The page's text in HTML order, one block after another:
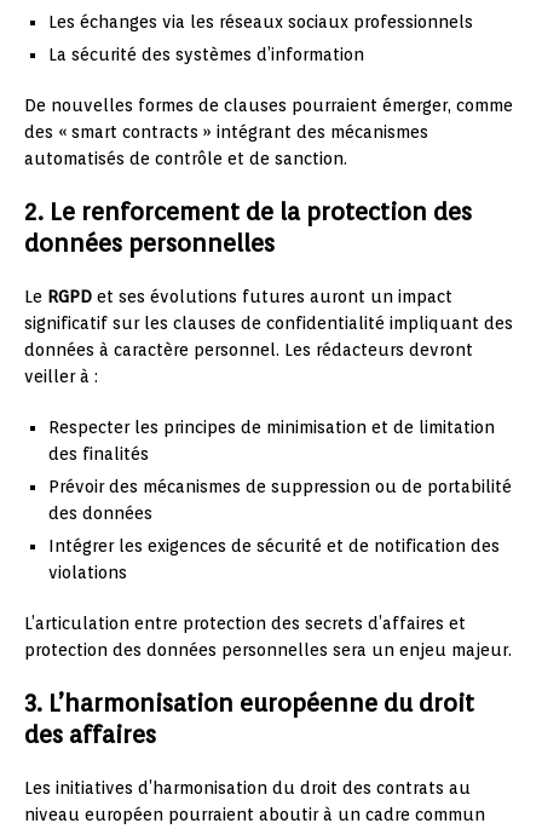
Les échanges via les réseaux sociaux professionnels
La sécurité des systèmes d’information
De nouvelles formes de clauses pourraient émerger, comme
des « smart contracts » intégrant des mécanismes
automatisés de contrôle et de sanction.
2. Le renforcement de la protection des
données personnelles
Le RGPD et ses évolutions futures auront un impact
significatif sur les clauses de confidentialité impliquant des
données à caractère personnel. Les rédacteurs devront
veiller à :
Respecter les principes de minimisation et de limitation
des finalités
Prévoir des mécanismes de suppression ou de portabilité
des données
Intégrer les exigences de sécurité et de notification des
violations
L’articulation entre protection des secrets d’affaires et
protection des données personnelles sera un enjeu majeur.
3. L’harmonisation européenne du droit
des affaires
Les initiatives d’harmonisation du droit des contrats au
niveau européen pourraient aboutir à un cadre commun